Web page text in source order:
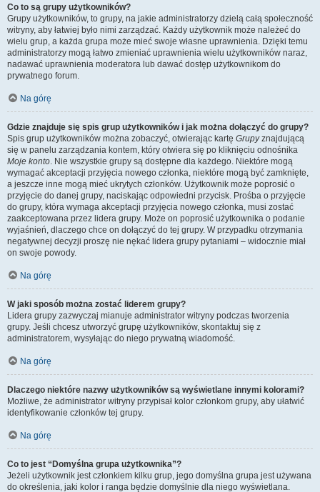
Co to są grupy użytkowników?
Grupy użytkowników, to grupy, na jakie administratorzy dzielą całą społeczność
witryny, aby łatwiej było nimi zarządzać. Każdy użytkownik może należeć do
wielu grup, a każda grupa może mieć swoje własne uprawnienia. Dzięki temu
administratorzy mogą łatwo zmieniać uprawnienia wielu użytkowników naraz,
nadawać uprawnienia moderatora lub dawać dostęp użytkownikom do
prywatnego forum.
Na górę
Gdzie znajduje się spis grup użytkowników i jak można dołączyć do grupy?
Spis grup użytkowników można zobaczyć, otwierając kartę Grupyznajdującą
się w panelu zarządzania kontem, który otwiera się po kliknięciu odnośnika
Moje konto. Nie wszystkie grupy są dostępne dla każdego. Niektóre mogą
wymagać akceptacji przyjęcia nowego członka, niektóre mogą być zamknięte,
a jeszcze inne mogą mieć ukrytych członków. Użytkownik może poprosić o
przyjęcie do danej grupy, naciskając odpowiedni przycisk. Prośba o przyjęcie
do grupy, która wymaga akceptacji przyjęcia nowego członka, musi zostać
zaakceptowana przez lidera grupy. Może on poprosić użytkownika o podanie
wyjaśnień, dlaczego chce on dołączyć do tej grupy. W przypadku otrzymania
negatywnej decyzji proszę nie nękać lidera grupy pytaniami – widocznie miał
on swoje powody.
Na górę
W jaki sposób można zostać liderem grupy?
Lidera grupy zazwyczaj mianuje administrator witryny podczas tworzenia
grupy. Jeśli chcesz utworzyć grupę użytkowników, skontaktuj się z
administratorem, wysyłając do niego prywatną wiadomość.
Na górę
Dlaczego niektóre nazwy użytkowników są wyświetlane innymi kolorami?
Możliwe, że administrator witryny przypisał kolor członkom grupy, aby ułatwić
identyfikowanie członków tej grupy.
Na górę
Co to jest “Domyślna grupa użytkownika”?
Jeżeli użytkownik jest członkiem kilku grup, jego domyślna grupa jest używana
do określenia, jaki kolor i ranga będzie domyślnie dla niego wyświetlana.